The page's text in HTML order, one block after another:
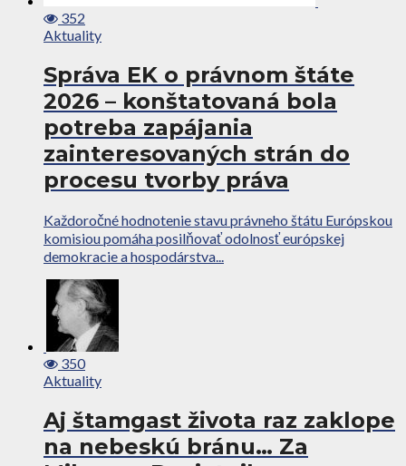
352
Aktuality
Správa EK o právnom štáte
2026 – konštatovaná bola
potreba zapájania
zainteresovaných strán do
procesu tvorby práva
Každoročné hodnotenie stavu právneho štátu Európskou
komisiou pomáha posilňovať odolnosť európskej
demokracie a hospodárstva...
350
Aktuality
Aj štamgast života raz zaklope
na nebeskú bránu… Za